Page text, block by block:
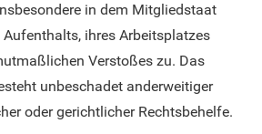
in dem Mitgliedstaat
ihres Arbeitsplatzes
Verstoßes zu. Das
unbeschadet anderweitiger
oder gerichtlicher Rechtsbehelfe.